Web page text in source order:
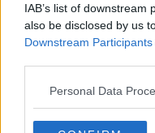
IAB’s list of
also be disclosed by us
Downstream Participants
Personal Data
Basta cliccare QUI
Ti potrebbe
Vellutata di cime di rapa
Spaghetti con crema di
Crostatina con crema al